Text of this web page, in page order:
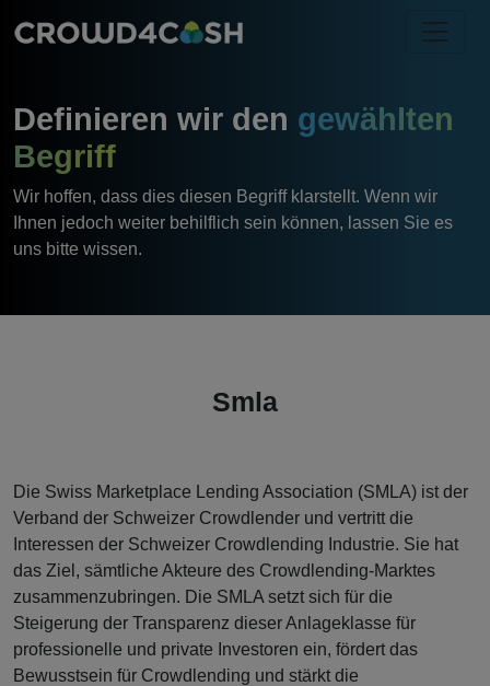
Definieren wir den gewählten
Begriff
Wir hoffen, dass dies diesen Begriff klarstellt. Wenn wir
Ihnen jedoch weiter behilflich sein können, lassen Sie es
uns bitte wissen.
Smla
Die Swiss Marketplace Lending Association (SMLA) ist der
Verband der Schweizer Crowdlender und vertritt die
Interessen der Schweizer Crowdlending Industrie. Sie hat
das Ziel, sämtliche Akteure des Crowdlending-Marktes
zusammenzubringen. Die SMLA setzt sich für die
Steigerung der Transparenz dieser Anlageklasse für
professionelle und private Investoren ein, fördert das
Bewusstsein für Crowdlending und stärkt die